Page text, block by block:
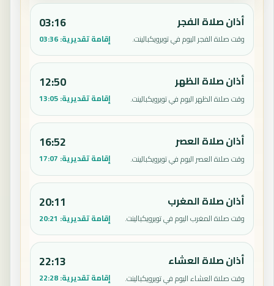
أذان صلاة الفجر
وقت صلاة الفجر اليوم في تويرويكبالينت.
03:16
إقامة تقديرية:03:36
أذان صلاة الظهر
وقت صلاة الظهر اليوم في تويرويكبالينت.
12:50
إقامة تقديرية:13:05
أذان صلاة العصر
وقت صلاة العصر اليوم في تويرويكبالينت.
16:52
إقامة تقديرية: 17:07
أذان صلاة المغرب
وقت صلاة المغرب اليوم في تويرويكبالينت.
20:11
إقامة تقديرية: 20:21
أذان صلاة العشاء
وقت صلاة العشاء اليوم في تويرويكبالينت.
22:13
إقامة تقديرية:22:28